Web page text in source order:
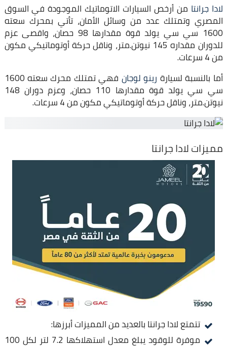
لادا جرانتا من أرخص السيارات الاتوماتيك الموجودة في السوق
المصري وتمتلك عدد من وسائل الأمان، تأتي بمحرك سعته
1600 سي سي يولد قوة مقدارها 98 حصان، واقصى عزم
للدوران مقداره 145 نيوتن.متر، وناقل حركة أوتوماتيكي مكون
من 4 سرعات.
أما بالنسبة لسيارة رينو لوجان فهي تمتلك محرك سعته 1600
سي سي يولد قوة مقدارها 110 حصان، وعزم دوران 148
نيوتن.متر، وناقل حركة أوتوماتيكي مكون من 4 سرعات.
مميزات لادا جرانتا
تتمتع لادا جرانتا بالعديد من المميزات أبرزها:
موفرة للوقود يبلغ معدل استهلاكها 7.2 لتر لكل 100